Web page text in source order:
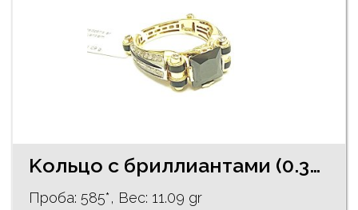
Kольцо с бриллиантами (0.37 ct) 1022-5261
Проба: 585*, Bес: 11.09 gr